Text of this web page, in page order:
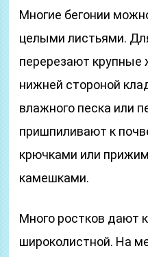
Многие бегонии
целыми листьями.
перерезают крупные
нижней стороной
влажного песка или
пришпиливают к
крючками или
камешками.
Много ростков дают
широколистной. На